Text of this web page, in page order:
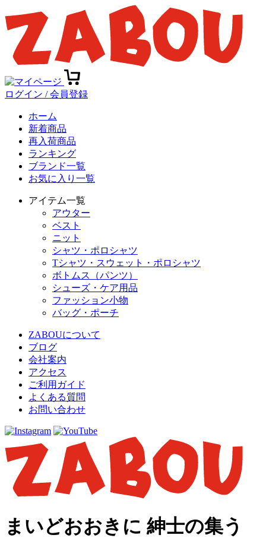
ログイン / 会員登録
ホーム
新着商品
再入荷商品
ランキング
ブランド一覧
お気に入り一覧
アイテム一覧
アウター
ベスト
ニット
シャツ・ポロシャツ
Tシャツ・スウェット・ポロシャツ
ボトムス（パンツ）
シューズ・ケア用品
ファッション小物
バッグ・ポーチ
ZABOUについて
ブログ
会社案内
アクセス
ご利用ガイド
よくある質問
お問い合わせ
まいどおおきに 紳士の集う